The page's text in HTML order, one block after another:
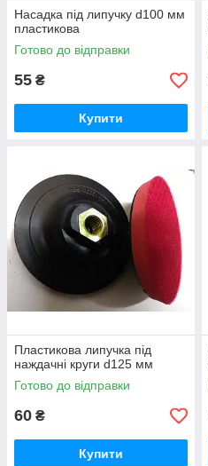
Насадка під липучку d100 мм
пластикова
Готово до відправки
55 ₴
Купити
Пластикова липучка під
наждачні круги d125 мм
Готово до відправки
60 ₴
Купити